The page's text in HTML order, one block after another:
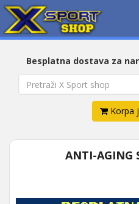
Besplatna dostava za
Korpa
ANTI-AGING